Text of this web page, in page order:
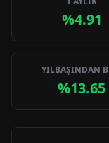
%4.91
YILBAŞINDAN
%13.65